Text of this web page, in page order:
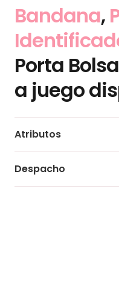
Bandana,
Porta
a juego
Atributos
Despacho